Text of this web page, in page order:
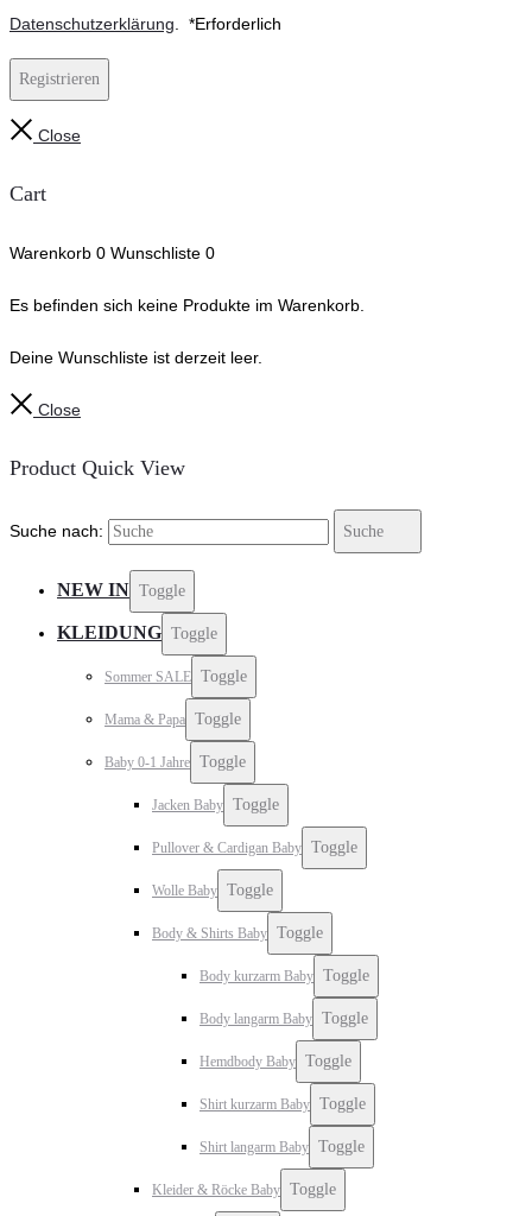
Datenschutzerklärung. *Erforderlich
Registrieren
Close
Cart
Warenkorb 0 Wunschliste 0
Es befinden sich keine Produkte im Warenkorb.
Deine Wunschliste ist derzeit leer.
Close
Product Quick View
Suche nach: Suche
NEW IN Toggle
KLEIDUNG Toggle
Sommer SALE Toggle
Mama & Papa Toggle
Baby 0-1 Jahre Toggle
Jacken Baby Toggle
Pullover & Cardigan Baby Toggle
Wolle Baby Toggle
Body & Shirts Baby Toggle
Body kurzarm Baby Toggle
Body langarm Baby Toggle
Hemdbody Baby Toggle
Shirt kurzarm Baby Toggle
Shirt langarm Baby Toggle
Kleider & Röcke Baby Toggle